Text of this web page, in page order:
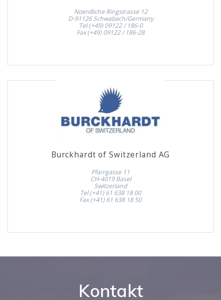
Noerdliche Ringstrasse 12
D-91126 Schwabach/Germany
Tel (+49) 09122 / 186-0
Fax (+49) 09122 / 186-28
Burckhardt of Switzerland AG
Pfarrgasse 11
CH-4019 Basel
Switzerland
Tel (+41) 61 638 18 00
Fax (+41) 61 638 18 50
Kontakt